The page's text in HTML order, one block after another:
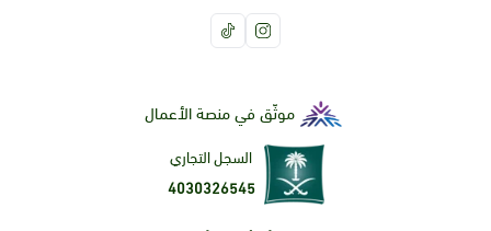
موثّق في منصة الأعمال
السجل التجاري
4030326545